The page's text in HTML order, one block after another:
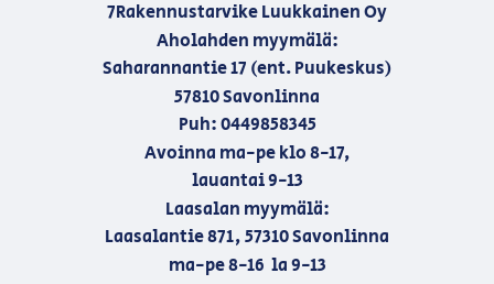
7Rakennustarvike Luukkainen Oy
Aholahden myymälä:
Saharannantie 17 (ent. Puukeskus)
57810 Savonlinna
Puh: 0449858345
Avoinna ma-pe klo 8-17,
lauantai 9-13
Laasalan myymälä:
Laasalantie 871, 57310 Savonlinna
ma-pe 8-16 la 9-13